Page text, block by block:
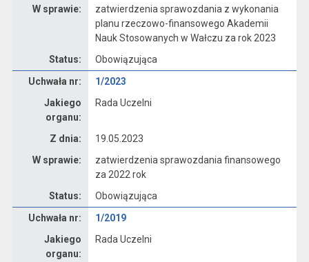
W sprawie:
zatwierdzenia sprawozdania z wykonania
planu rzeczowo-finansowego Akademii
Nauk Stosowanych w Wałczu za rok 2023
Status:
Obowiązująca
Uchwała nr:
1/2023
Jakiego
organu:
Rada Uczelni
Z dnia:
19.05.2023
W sprawie:
zatwierdzenia sprawozdania finansowego
za 2022 rok
Status:
Obowiązująca
Uchwała nr:
1/2019
Jakiego
organu:
Rada Uczelni